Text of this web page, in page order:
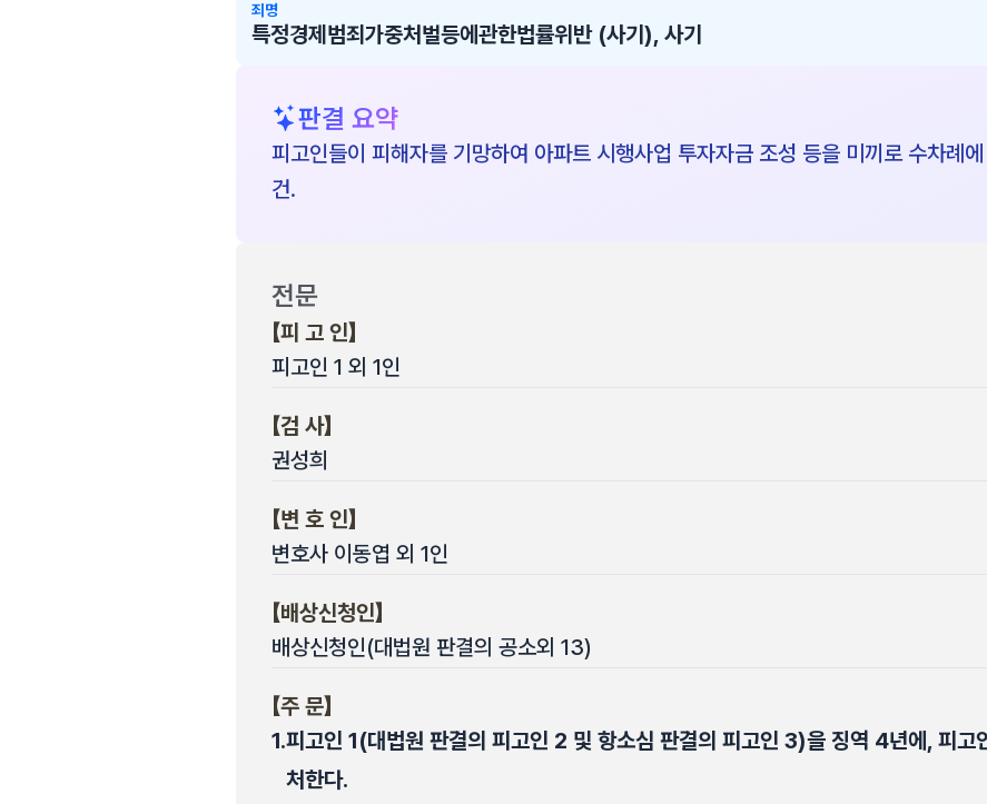
죄명
특정경제범죄가중처벌등에관한법률위반 (사기), 사기
판결 요약
피고인들이 피해자를 기망하여 아파트 시행사업 투자자금 조성 등을 미끼로 수차례
건.
전문
【피 고 인】
피고인 1 외 1인
【검 사】
권성희
【변 호 인】
변호사 이동엽 외 1인
【배상신청인】
배상신청인(대법원 판결의 공소외 13)
【주 문】
1.피고인 1(대법원 판결의 피고인 2 및 항소심 판결의 피고인 3)을 징역 4년에, 피고
처한다.